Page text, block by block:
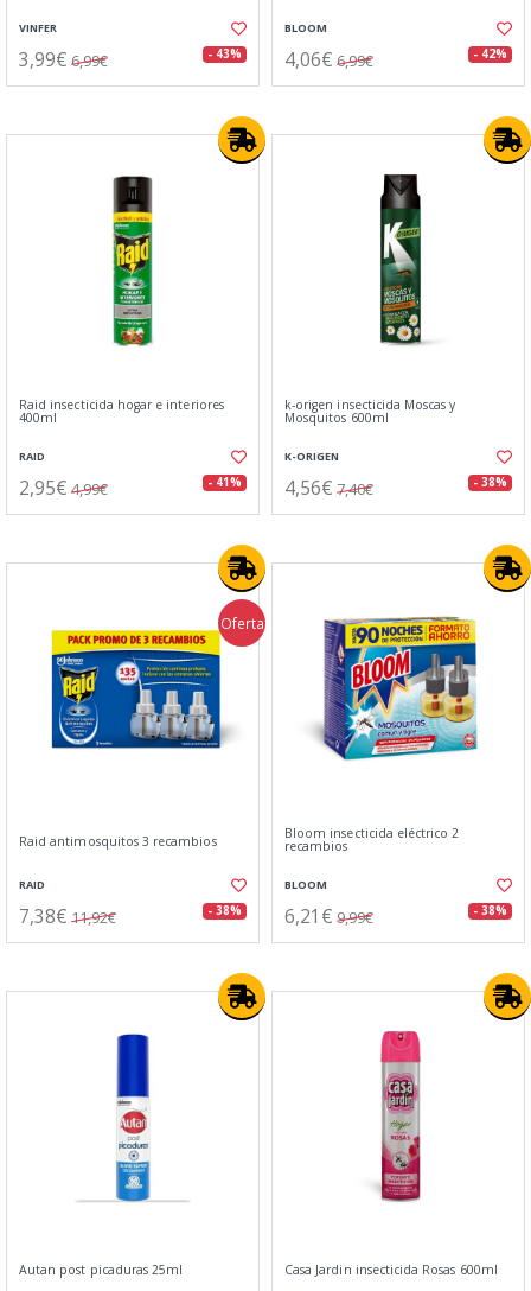
VINFER
3,99€ 6,99€ - 43%
BLOOM
4,06€ 6,99€ - 42%
Raid insecticida hogar e interiores
400ml
RAID
2,95€ 4,99€ - 41%
k-origen insecticida Moscas y
Mosquitos 600ml
K-ORIGEN
4,56€ 7,40€ - 38%
Oferta
Raid antimosquitos 3 recambios
RAID
7,38€ 11,92€ - 38%
Bloom insecticida eléctrico 2
recambios
BLOOM
6,21€ 9,99€ - 38%
Autan post picaduras 25ml Casa Jardin insecticida Rosas 600ml